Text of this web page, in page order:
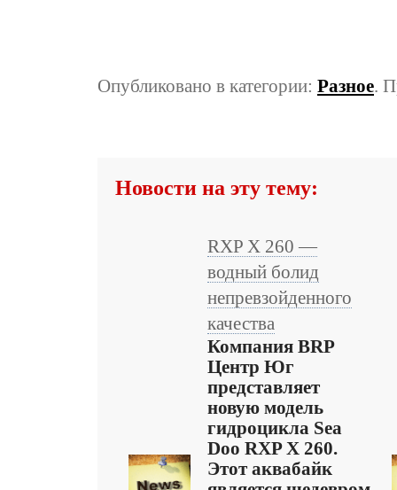
Опубликовано в категории: Разное.
Новости на эту тему:
RXP X 260 —
водный болид
непревзойденного
качества
Компания BRP
Центр Юг
представляет
новую модель
гидроцикла Sea
Doo RXP X 260.
Этот аквабайк